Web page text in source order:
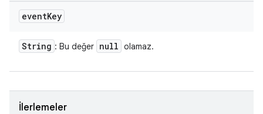
eventKey
String : Bu değer null olamaz.
İlerlemeler